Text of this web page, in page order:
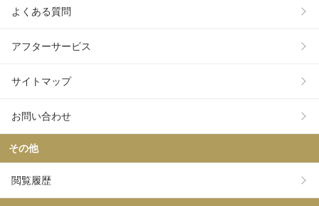
よくある質問
アフターサービス
サイトマップ
お問い合わせ
その他
閲覧履歴